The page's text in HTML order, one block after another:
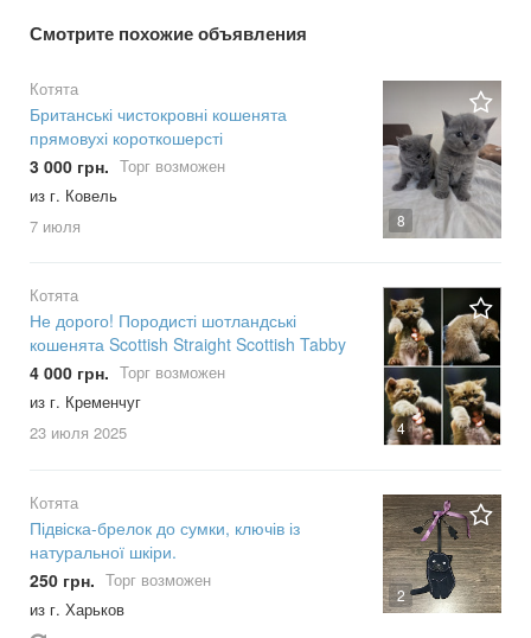
Смотрите похожие объявления
8
Котята
Британські чистокровні кошенята
прямовухі короткошерсті
3 000 грн. Торг возможен
из г. Ковель
7 июля
4
Котята
Не дорого! Породисті шотландські
кошенята Scottish Straight Scottish Tabby
4 000 грн. Торг возможен
из г. Кременчуг
23 июля 2025
2
Котята
Підвіска-брелок до сумки, ключів із
натуральної шкіри.
250 грн. Торг возможен
из г. Харьков